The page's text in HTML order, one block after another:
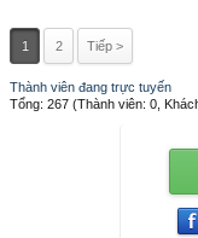
1 2 Tiếp >
Thành viên đang trực tuyến
Tổng: 267 (Thành viên: 0,